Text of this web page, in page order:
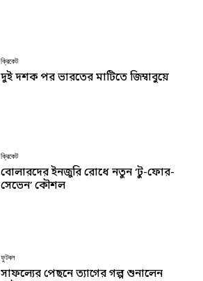
ক্রিকেট
দুই দশক পর ভারতের মাটিতে জিম্বাবুয়ে
ক্রিকেট
বোলারদের ইনজুরি রোধে নতুন ‘টু-ফোর-
সেভেন’ কৌশল
ফুটবল
সাফল্যের পেছনে ত্যাগের গল্প শুনালেন